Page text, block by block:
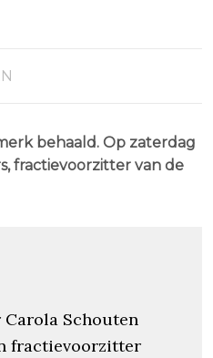
behaald. Op zaterdag
fractievoorzitter van de
Schouten
fractievoorzitter